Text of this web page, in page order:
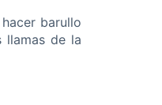
barullo
llamas de la